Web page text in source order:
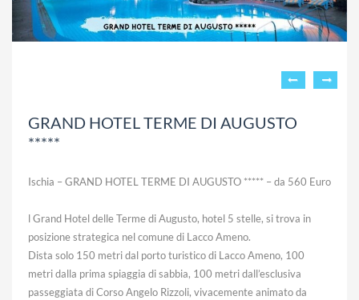
GRAND HOTEL TERME DI AUGUSTO
*****
Ischia – GRAND HOTEL TERME DI AUGUSTO ***** – da 560 Euro
l Grand Hotel delle Terme di Augusto, hotel 5 stelle, si trova in
posizione strategica nel comune di Lacco Ameno.
Dista solo 150 metri dal porto turistico di Lacco Ameno, 100
metri dalla prima spiaggia di sabbia, 100 metri dall’esclusiva
passeggiata di Corso Angelo Rizzoli, vivacemente animato da